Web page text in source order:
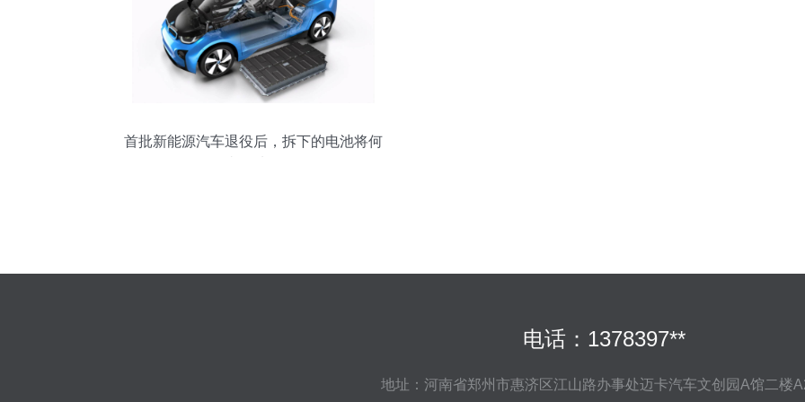
首批新能源汽车退役后，拆下的电池将何
电话：1378397**
地址：河南省郑州市惠济区江山路办事处迈卡汽车文创园A馆二楼